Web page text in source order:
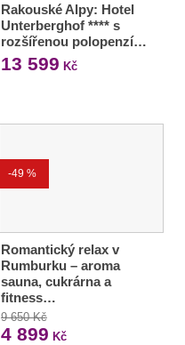
Rakouské Alpy: Hotel
Unterberghof **** s
rozšířenou polopenzí…
13 599 Kč
-49 %
Romantický relax v
Rumburku – aroma
sauna, cukrárna a
fitness…
9 650 Kč
4 899 Kč